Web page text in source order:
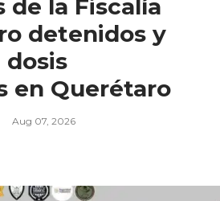
de la Fiscalía
detenidos y
dosis
en Querétaro
Aug 07, 2026